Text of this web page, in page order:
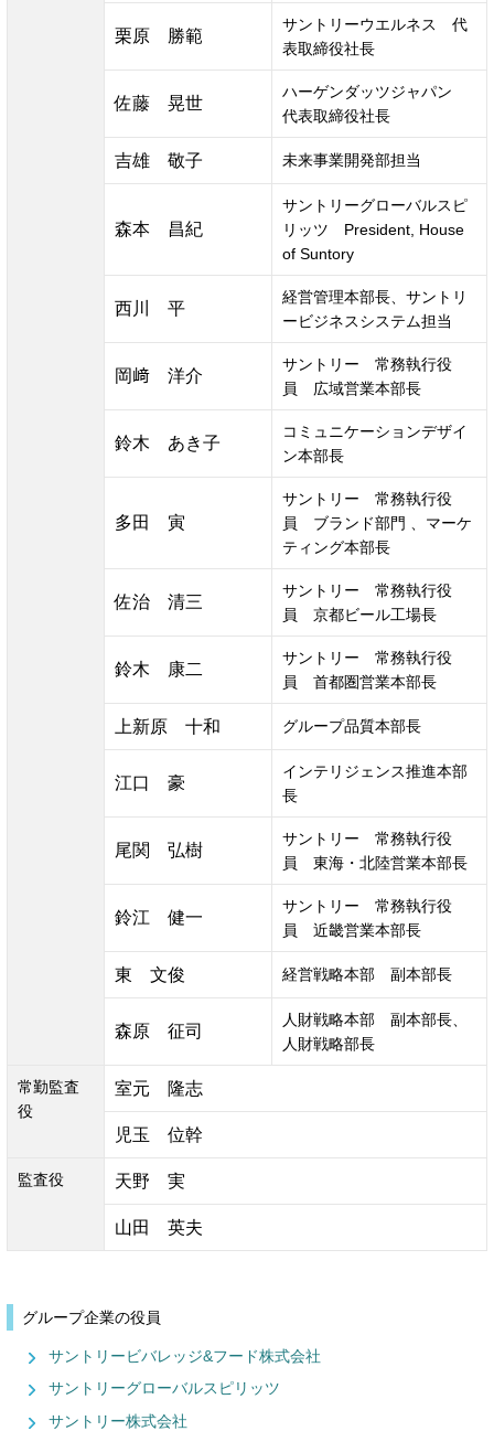
栗原　勝範
サントリーウエルネス　代
表取締役社長
佐藤　晃世
ハーゲンダッツジャパン
代表取締役社長
吉雄　敬子 未来事業開発部担当
森本　昌紀
サントリーグローバルスピ
リッツ　President, House
of Suntory
西川　平
経営管理本部長、サントリ
ービジネスシステム担当
岡﨑　洋介
サントリー　常務執行役
員　広域営業本部長
鈴木　あき子
コミュニケーションデザイ
ン本部長
多田　寅
サントリー　常務執行役
員　ブランド部門 、マーケ
ティング本部長
佐治　清三
サントリー　常務執行役
員　京都ビール工場長
鈴木　康二
サントリー　常務執行役
員　首都圏営業本部長
上新原　十和 グループ品質本部長
江口　豪
インテリジェンス推進本部
長
尾関　弘樹
サントリー　常務執行役
員　東海・北陸営業本部長
鈴江　健一
サントリー　常務執行役
員　近畿営業本部長
東　文俊 経営戦略本部　副本部長
森原　征司
人財戦略本部　副本部長、
人財戦略部長
常勤監査
役
室元　隆志
児玉　位幹
監査役 天野　実
山田　英夫
グループ企業の役員
サントリービバレッジ&フード株式会社
サントリーグローバルスピリッツ
サントリー株式会社